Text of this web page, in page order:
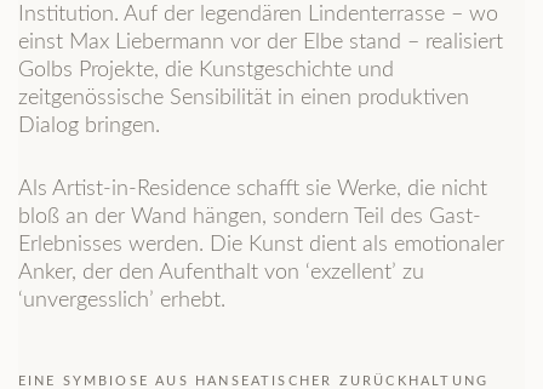
Institution. Auf der legendären Lindenterrasse – wo
einst Max Liebermann vor der Elbe stand – realisiert
Golbs Projekte, die Kunstgeschichte und
zeitgenössische Sensibilität in einen produktiven
Dialog bringen.
Als Artist-in-Residence schafft sie Werke, die nicht
bloß an der Wand hängen, sondern Teil des Gast-
Erlebnisses werden. Die Kunst dient als emotionaler
Anker, der den Aufenthalt von ‘exzellent’ zu
‘unvergesslich’ erhebt.
EINE SYMBIOSE AUS HANSEATISCHER ZURÜCKHALTUNG